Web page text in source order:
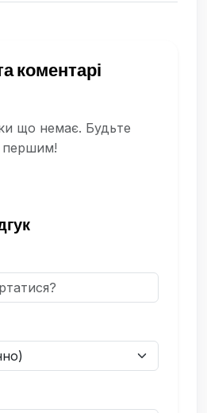
коментарі
що немає. Будьте
першим!